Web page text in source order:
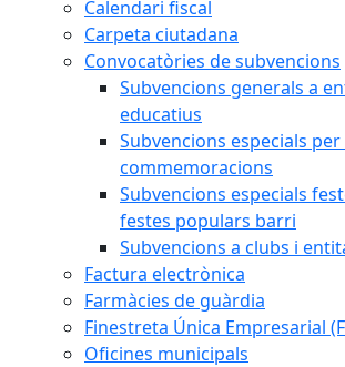
Calendari fiscal
Carpeta ciutadana
Convocatòries de subvencions
Subvencions generals a
educatius
Subvencions especials
commemoracions
Subvencions especials
festes populars barri
Subvencions a clubs i
Factura electrònica
Farmàcies de guàrdia
Finestreta Única Empresarial
Oficines municipals